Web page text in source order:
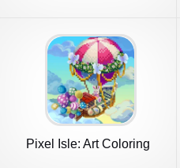
Pixel Isle: Art Coloring